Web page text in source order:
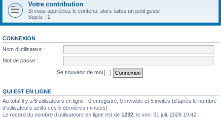
Votre contribution
Si vous appréciez le contenu, alors faites un petit geste
Sujets : 1
CONNEXION
Nom d’utilisateur :
Mot de passe :
Se souvenir de moi
QUI EST EN LIGNE
Au total il y a 5 utilisateurs en ligne : 0 enregistré, 0 invisible et 5 invités (d’après le nombre
d’utilisateurs actifs ces 5 dernières minutes)
Le record du nombre d’utilisateurs en ligne est de 1232 , le ven. 31 juil. 2026 19:42